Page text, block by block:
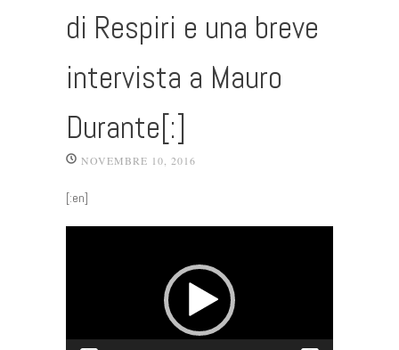
di Respiri e una breve
intervista a Mauro
Durante[:]
NOVEMBRE 10, 2016
[:en]